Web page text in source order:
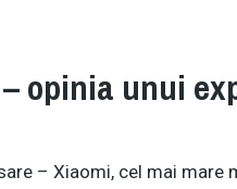
opinia unui
– Xiaomi, cel mai mare